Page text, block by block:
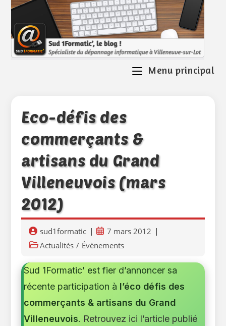
Skip
content
Menu principal
Eco-défis des
commerçants &
artisans du Grand
Villeneuvois (mars
2012)
Auteur/autrice
de
la
publication :
sud1formatic
Publication
publiée :
7 mars 2012
PostActualités / Évènements
Sud 1Formatic’ est fier d’annoncer sa
récente participation à l’éco défis des
commerçants & artisans du Grand
Villeneuvois. Retrouvez ici l’article publié